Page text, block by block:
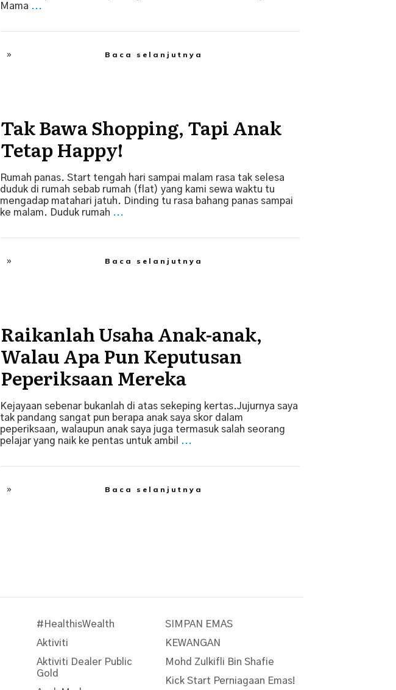
Mama ...
Baca selanjutnya
Tak Bawa Shopping, Tapi Anak
Tetap Happy!
Rumah panas. Start tengah hari sampai malam rasa tak selesa
duduk di rumah sebab rumah (flat) yang kami sewa waktu tu
mengadap matahari jatuh. Dinding tu rasa bahang panas sampai
ke malam. Duduk rumah ...
Baca selanjutnya
Raikanlah Usaha Anak-anak,
Walau Apa Pun Keputusan
Peperiksaan Mereka
Kejayaan sebenar bukanlah di atas sekeping kertas.Jujurnya saya
tak pandang sangat pun berapa anak saya skor dalam
peperiksaan, walaupun anak saya juga termasuk salah seorang
pelajar yang naik ke pentas untuk ambil
...
Baca selanjutnya
#HealthisWealth
Aktiviti
Aktiviti Dealer Public
Gold
SIMPAN EMAS
KEWANGAN
Mohd Zulkifli Bin Shafie
Kick Start Perniagaan Emas!